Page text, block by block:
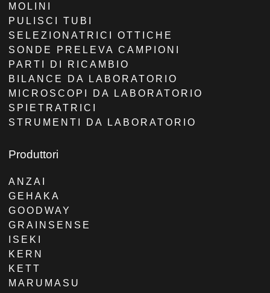
MOLINI
PULISCI TUBI
SELEZIONATRICI OTTICHE
SONDE PRELEVA CAMPIONI
PARTI DI RICAMBIO
BILANCE DA LABORATORIO
MICROSCOPI DA LABORATORIO
SPIETRATRICI
STRUMENTI DA LABORATORIO
Produttori
ANZAI
GEHAKA
GOODWAY
GRAINSENSE
ISEKI
KERN
KETT
MARUMASU